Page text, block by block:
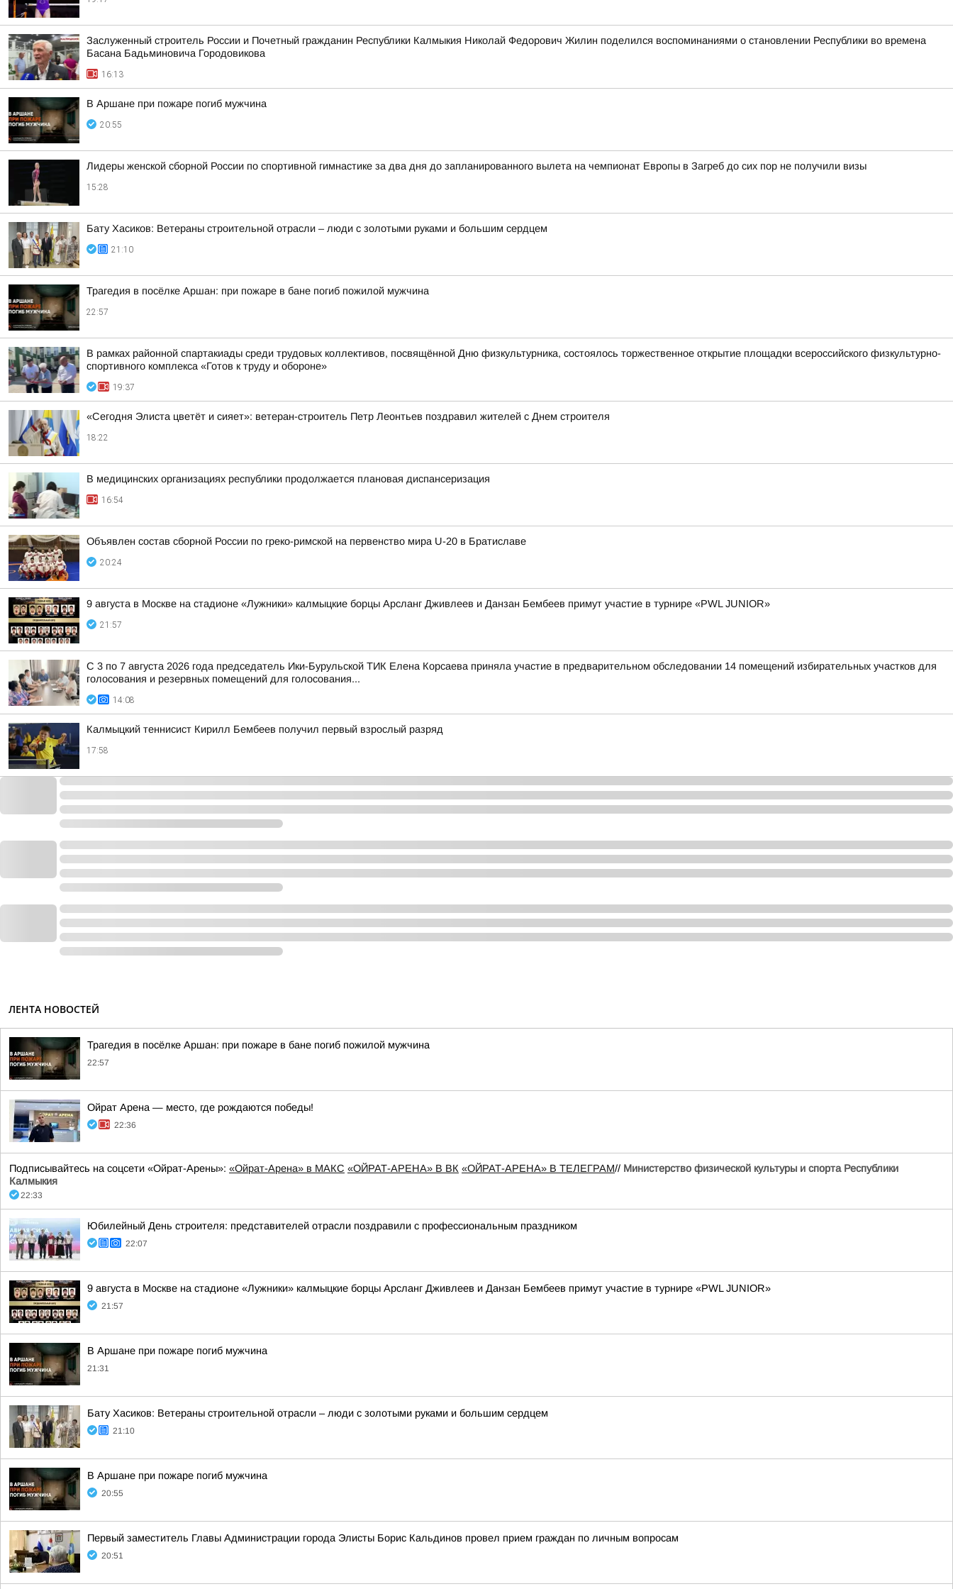
Заслуженный строитель России и Почетный гражданин Республики Калмыкия Николай Федорович Жилин поделился воспоминаниями о становлении Республики во времена
Басана Бадьминовича Городовикова
16:13
В Аршане при пожаре погиб мужчина
20:55
Лидеры женской сборной России по спортивной гимнастике за два дня до запланированного вылета на чемпионат Европы в Загреб до сих пор не получили визы
15:28
Бату Хасиков: Ветераны строительной отрасли – люди с золотыми руками и большим сердцем
21:10
Трагедия в посёлке Аршан: при пожаре в бане погиб пожилой мужчина
22:57
В рамках районной спартакиады среди трудовых коллективов, посвящённой Дню физкультурника, состоялось торжественное открытие площадки всероссийского физкультурно-
спортивного комплекса «Готов к труду и обороне»
19:37
«Сегодня Элиста цветёт и сияет»: ветеран-строитель Петр Леонтьев поздравил жителей с Днем строителя
18:22
В медицинских организациях республики продолжается плановая диспансеризация
16:54
Объявлен состав сборной России по греко-римской на первенство мира U-20 в Братиславе
20:24
9 августа в Москве на стадионе «Лужники» калмыцкие борцы Арсланг Дживлеев и Данзан Бембеев примут участие в турнире «PWL JUNIOR»
21:57
С 3 по 7 августа 2026 года председатель Ики-Бурульской ТИК Елена Корсаева приняла участие в предварительном обследовании 14 помещений избирательных участков для
голосования и резервных помещений для голосования...
14:08
Калмыцкий теннисист Кирилл Бембеев получил первый взрослый разряд
17:58
ЛЕНТА НОВОСТЕЙ
Трагедия в посёлке Аршан: при пожаре в бане погиб пожилой мужчина
22:57
Ойрат Арена — место, где рождаются победы!
22:36
Подписывайтесь на соцсети «Ойрат-Арены»: «Ойрат-Арена» в МАКС «ОЙРАТ-АРЕНА» В ВК «ОЙРАТ-АРЕНА» В ТЕЛЕГРАМ// Министерство физической культуры и спорта Республики
Калмыкия
22:33
Юбилейный День строителя: представителей отрасли поздравили с профессиональным праздником
22:07
9 августа в Москве на стадионе «Лужники» калмыцкие борцы Арсланг Дживлеев и Данзан Бембеев примут участие в турнире «PWL JUNIOR»
21:57
В Аршане при пожаре погиб мужчина
21:31
Бату Хасиков: Ветераны строительной отрасли – люди с золотыми руками и большим сердцем
21:10
В Аршане при пожаре погиб мужчина
20:55
Первый заместитель Главы Администрации города Элисты Борис Кальдинов провел прием граждан по личным вопросам
20:51